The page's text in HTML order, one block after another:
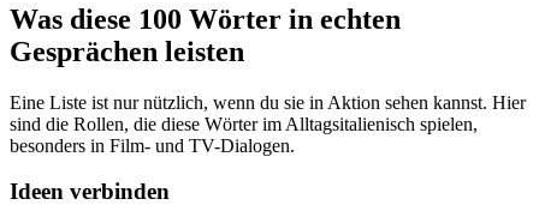
Was diese 100 Wörter in echten
Gesprächen leisten
Eine Liste ist nur nützlich, wenn du sie in Aktion sehen kannst. Hier
sind die Rollen, die diese Wörter im Alltagsitalienisch spielen,
besonders in Film- und TV-Dialogen.
Ideen verbinden